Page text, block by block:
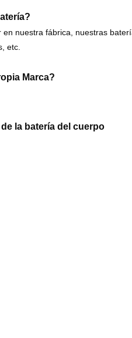
en nuestra fábrica, nuestras
etc.
Marca?
la batería del cuerpo